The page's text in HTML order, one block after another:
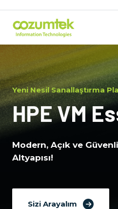
Yeni Nesil Sanallaştırma
HPE VM
Modern, Açık ve
Altyapısı!
Sizi Arayalım